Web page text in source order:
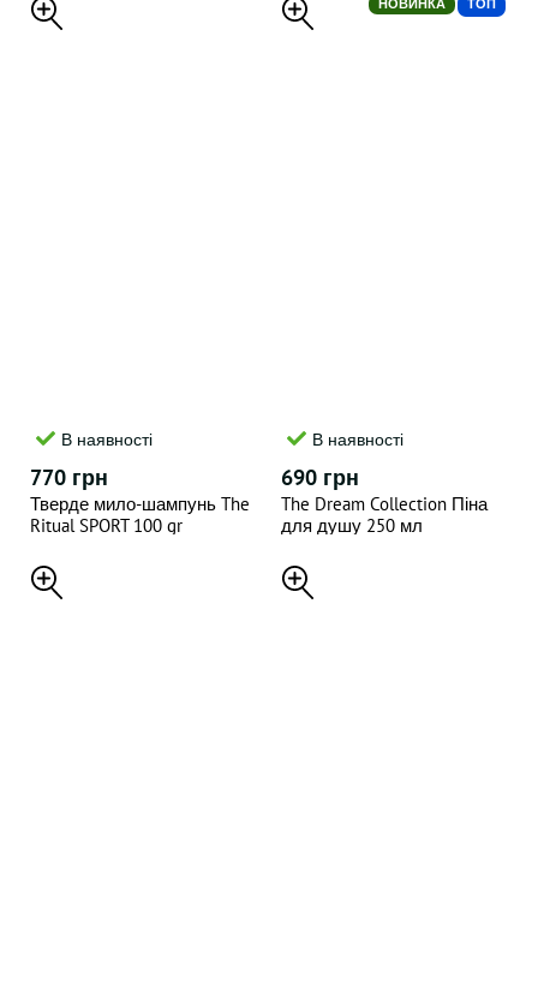
В наявності
770 грн
Тверде мило-шампунь The
Ritual SPORT 100 gr
ТОП
НОВИНКА
В наявності
690 грн
The Dream Collection Піна
для душу 250 мл